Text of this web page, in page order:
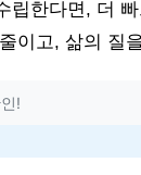
한다면, 더
이고, 삶의 질
!